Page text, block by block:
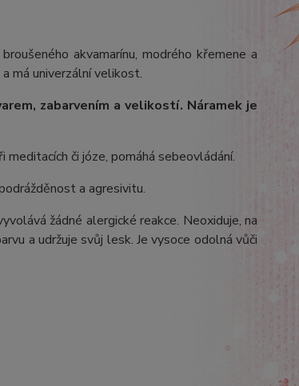
akvamarínu, modrého křemene a
má univerzální velikost.
zabarvením a velikostí. Náramek je
či józe, pomáhá sebeovládání.
a agresivitu.
žádné alergické reakce. Neoxiduje, na
a udržuje svůj lesk. Je vysoce odolná vůči